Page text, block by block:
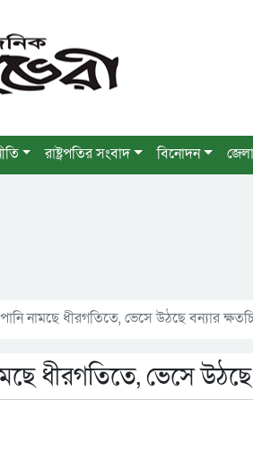
রাষ্ট্রপতির সংবাদ বিনোদন
নামছে ধীরগতিতে, ভেসে উঠছে বন্যার
ধীরগতিতে, ভেসে উঠছে